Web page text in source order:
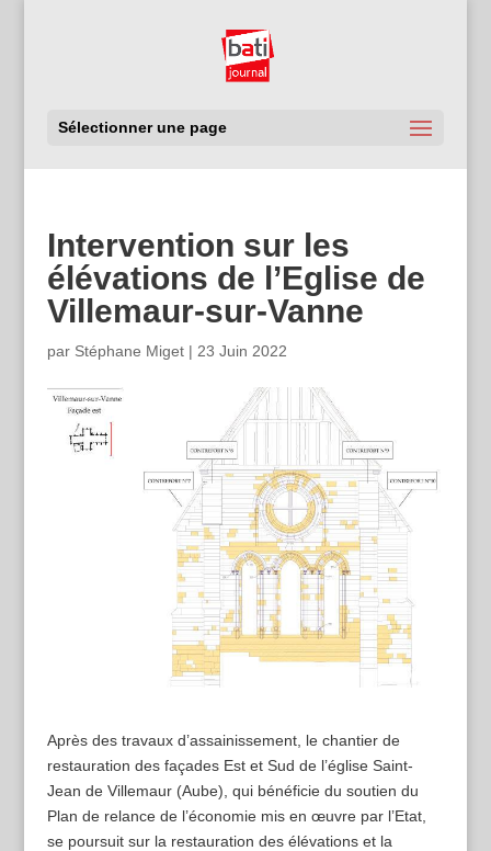
Sélectionner une page
Intervention sur les
élévations de l’Eglise de
Villemaur-sur-Vanne
par Stéphane Miget| 23 Juin 2022
Après des travaux d’assainissement, le chantier de
restauration des façades Est et Sud de l’église Saint-
Jean de Villemaur (Aube), qui bénéficie du soutien du
Plan de relance de l’économie mis en œuvre par l’Etat,
se poursuit sur la restauration des élévations et la